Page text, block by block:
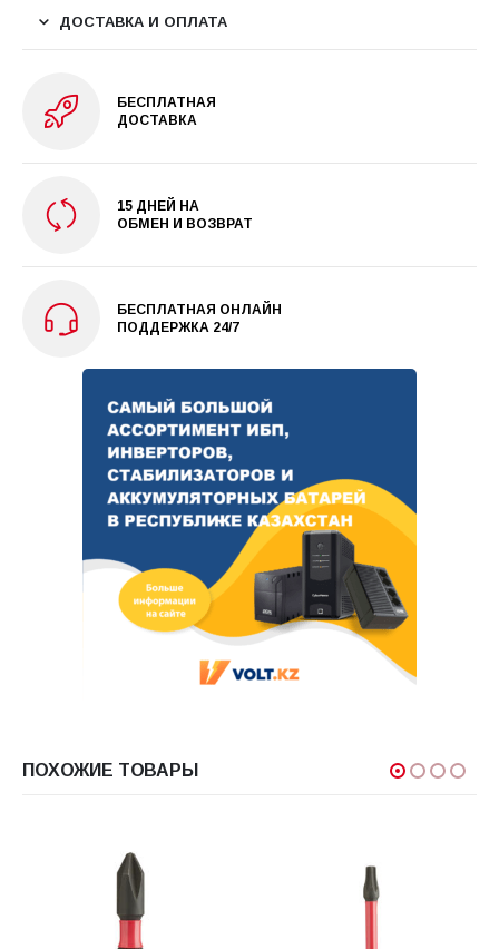
ДОСТАВКА И ОПЛАТА
БЕСПЛАТНАЯ
ДОСТАВКА
15 ДНЕЙ НА
ОБМЕН И ВОЗВРАТ
БЕСПЛАТНАЯ ОНЛАЙН
ПОДДЕРЖКА 24/7
ПОХОЖИЕ ТОВАРЫ